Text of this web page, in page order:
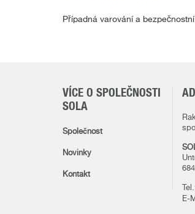
Případná varování a
VÍCE O SPOLEČNOSTI
SOLA
Společnost
Novinky
Kontakt
E-